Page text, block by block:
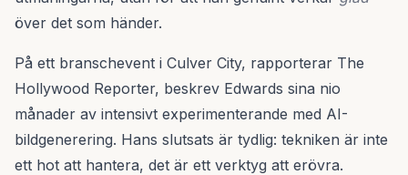
över det som händer.
På ett branschevent i Culver City, rapporterar The
Hollywood Reporter, beskrev Edwards sina nio
månader av intensivt experimenterande med AI-
bildgenerering. Hans slutsats är tydlig: tekniken är inte
ett hot att hantera, det är ett verktyg att erövra.